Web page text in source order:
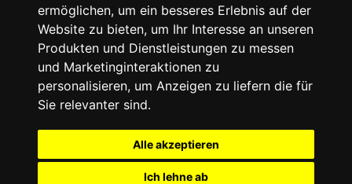
ermöglichen, um ein besseres Erlebnis auf der
Website zu bieten, um Ihr Interesse an unseren
Produkten und Dienstleistungen zu messen
und Marketinginteraktionen zu
personalisieren, um Anzeigen zu liefern die für
Sie relevanter sind.
Alle akzeptieren
Ich lehne ab